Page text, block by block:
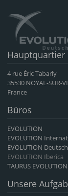
Hauptquartier
4 rue Éric Tabarly
35530 NOYAL-SUR-
France
Büros
EVOLUTION
EVOLUTION
EVOLUTION
EVOLUTION Iberica
TAURUS EVOLUTION
Unsere